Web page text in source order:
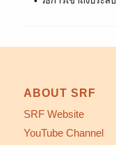
ABOUT SRF
SRF Website
YouTube Channel